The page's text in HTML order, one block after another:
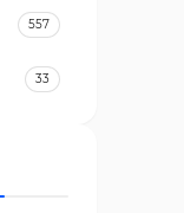
557
33